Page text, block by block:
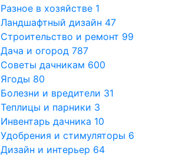
Разное в хозяйстве 1
Ландшафтный дизайн 47
Строительство и ремонт 99
Дача и огород 787
Советы дачникам 600
Ягоды 80
Болезни и вредители 31
Теплицы и парники 3
Инвентарь дачника 10
Удобрения и стимуляторы 6
Дизайн и интерьер 64